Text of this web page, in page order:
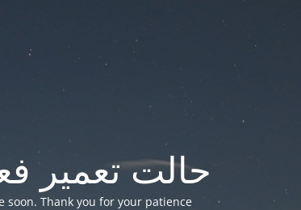
حالت تعمیر
soon. Thank you for your patience!